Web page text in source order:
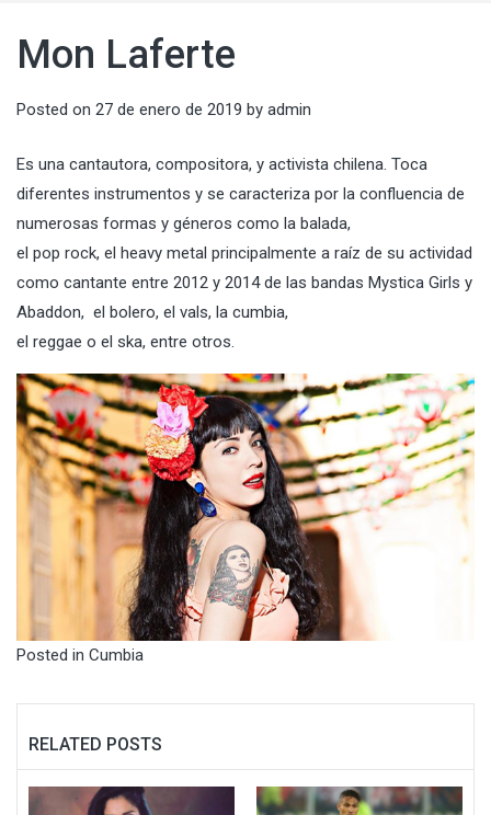
Mon Laferte
Posted on 27 de enero de 2019 by admin
Es una cantautora, compositora, y activista chilena. Toca
diferentes instrumentos y se caracteriza por la confluencia de
numerosas formas y géneros como la balada,
el pop rock, el heavy metal principalmente a raíz de su actividad
como cantante entre 2012 y 2014 de las bandas Mystica Girls y
Abaddon, ​ el bolero, el vals, la cumbia,
el reggae o el ska, entre otros.
Posted in Cumbia
RELATED POSTS